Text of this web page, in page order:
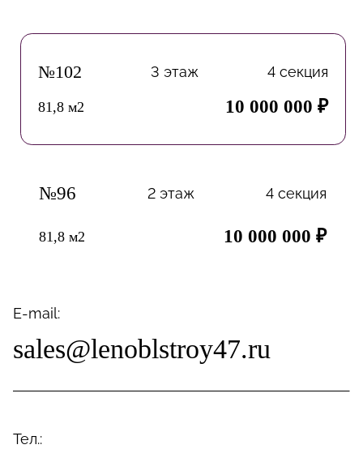
№102 3 этаж 4 секция
81,8 м2 10 000 000 ₽
№96 2 этаж 4 секция
81,8 м2 10 000 000 ₽
E-mail:
sales@lenoblstroy47.ru
Тел.: